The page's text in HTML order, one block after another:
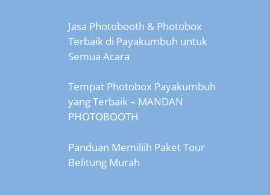
Jasa Photobooth & Photobox
Terbaik di Payakumbuh untuk
Semua Acara
Tempat Photobox Payakumbuh
yang Terbaik – MANDAN
PHOTOBOOTH
Panduan Memiliih Paket Tour
Belitung Murah